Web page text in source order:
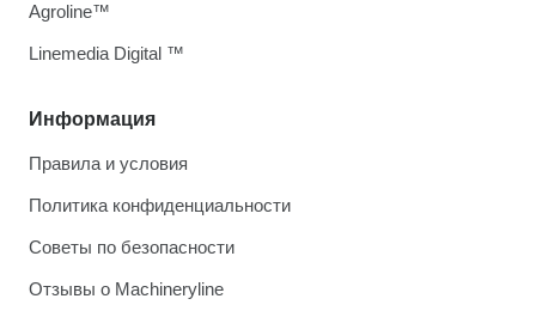
Информация
Правила и условия
Политика конфиденциальности
Советы по безопасности
Отзывы о Machineryline
Agroline™
Linemedia Digital ™